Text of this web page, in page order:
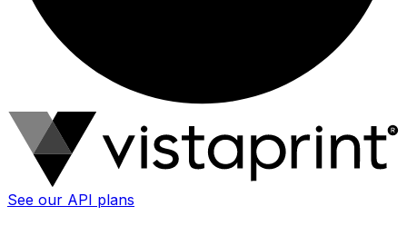
See our API plans